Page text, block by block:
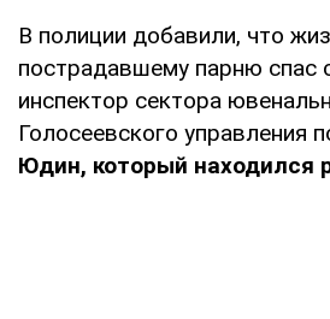
В полиции добавили, что
пострадавшему парню спас
инспектор сектора
Голосеевского управления
Юдин, который находился